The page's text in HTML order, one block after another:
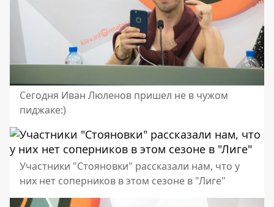
Сегодня Иван Люленов пришел не в чужом
пиджаке:)
Участники "Стояновки" рассказали нам, что у
них нет соперников в этом сезоне в "Лиге"